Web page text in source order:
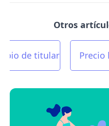
Otros
de titular Precio